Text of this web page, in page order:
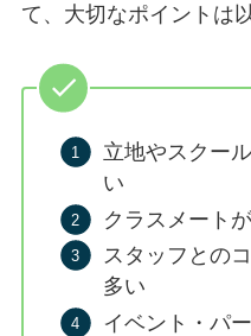
て、大切なポイントは
立地やスクー
い
クラスメート
スタッフとの
多い
イベント・パ